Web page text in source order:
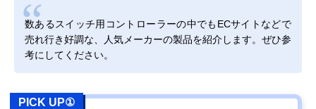
数あるスイッチ用コントローラーの中でもECサイトなどで
売れ行き好調な、人気メーカーの製品を紹介します。ぜひ参
考にしてください。
PICK UP①